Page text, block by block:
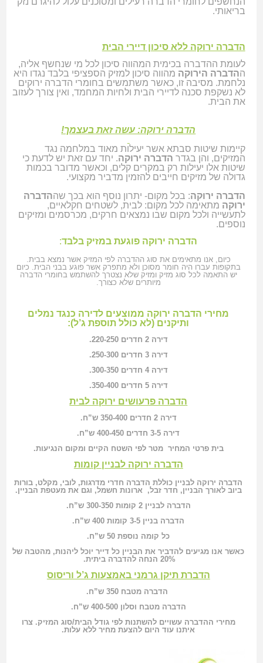
בריאותי.
הדברה ירוקה ללא סיכון דיירי הבית
לעומת ההדברה בכימית המהווה סיכון לכל מי שנחשף אליה,
ההדברה הירוקה מהווה סיכון למזיק הספציפי בלבד נגדו היא
נלחמת. מסיבה זו, כאשר משתמשים בחומרי הדברה ירוקים
לא נשקפת סכנה לדיירי הבית ולחיות המחמד, ואין צורך לעזוב
את הבית.
הדברה ירוקה: עשה זאת בעצמך!
קיימות שיטות סבתא אשר יעילות מאוד במלחמה נגד
המזיקים, והן בגדר הדברה ירוקה. יחד עם זאת יש לדעת כי
שיטות אלו יעילות רק במקרים קלים, וכאשר מדובר בכמות
גדולה של מזיקים חייבים להזמין מדביר מקצועי.
הדברה ירוקה: בכל מקום- יתרון נוסף הוא בכך שההדברה
ירוקה מתאימה לכל מקום: לבית, לשטחים חקלאיים,
לתעשייה ולכל מקום שבו נמצאים חרקים, מכרסמים ומזיקים
נוספים.
הדברה ירוקה פוגעת במזיק בלבד:
כיום, אנו מתאימים את סוג ההדברה לפי המזיק אשר נמצא בבית.
בתקופות עברו היה חומר מסוכן ולא מתפרק אשר פוגע בבני הבית. כיום
יש התאמה לכל סוג מזיק ומזיק שלא נצטרך להשתמש בחומרי הדברה
מיותרים שלא כצורך.
מחירי הדברה ירוקה ממוצעים לדירה כנגד נמלים
ותיקנים (לא כולל תוספת ג’ל):
דירה 2 חדרים 220-250.
דירה 3 חדרים 250-300.
דירה 4 חדרים 300-350.
דירה 5 חדרים 350-400.
הדברה פרעושים ירוקה לבית
דירה 2 חדרים 350-400 ש”ח.
דירה 3-5 חדרים 400-450 ש”ח.
בית פרטי המחיר מטר לפי השטח הקיים ומקום הנגיעות.
הדברה ירוקה לבניין קומות
הדברה ירוקה לבניין כוללת הדברה חדרי מדרגות, לובי, מקלט, בורות
ביוב לאורך הבניין, חדר זבל, ארונות חשמל, וגם את מעטפת הבניין.
הדברה לבניין 2 קומות 300-350 ש”ח.
הדברה בניין 3-5 קומות 400 ש”ח.
כל קומה נוספת 50 ש”ח.
כאשר אנו מגיעים להדביר את הבניין כל דייר יוכל ליהנות, מהטבה של
20% הנחה להדברה ביתית.
הדברת תיקן גרמני באמצעות ג’ל וריסוס
הדברה מטבח 350 ש”ח.
הדברה מטבח וסלון 400-500 ש”ח.
מחירי ההדברה עשויים להשתנות לפי גודל הבית/סוג המזיק. צרו
איתנו עוד היום להצעת מחיר ללא עלות.